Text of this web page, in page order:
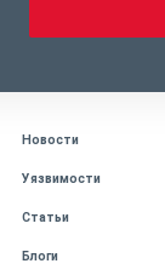
Новости
Уязвимости
Статьи
Блоги